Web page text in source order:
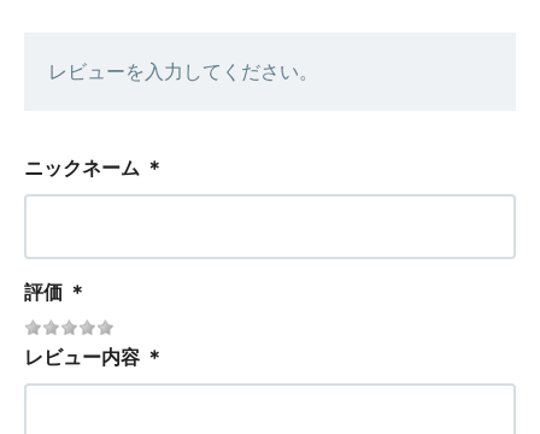
レビューを入力してください。
ニックネーム ＊
評価 ＊
レビュー内容 ＊